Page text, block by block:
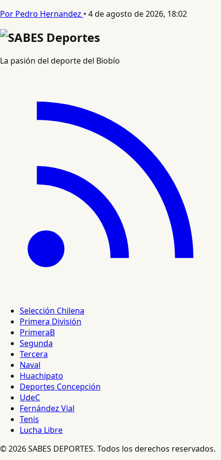
Por Pedro Hernandez • 4 de agosto de 2026, 18:02
La pasión del deporte del Biobío
Selección Chilena
Primera División
PrimeraB
Segunda
Tercera
Naval
Huachipato
Deportes Concepción
UdeC
Fernández Vial
Tenis
Lucha Libre
© 2026 SABES DEPORTES. Todos los derechos reservados.